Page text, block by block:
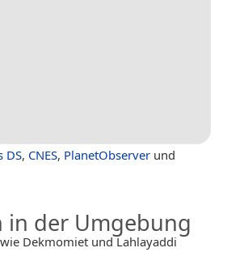
DS, CNES, PlanetObserver und
in der Umgebung
Dekmomiet und Lahlayaddi